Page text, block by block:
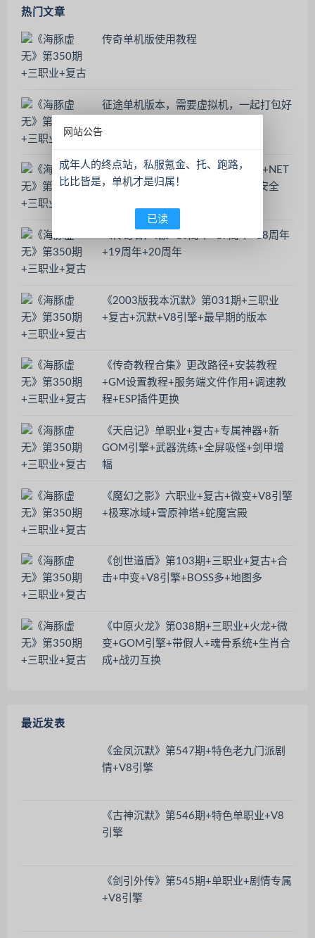
热门文章
传奇单机版使用教程
征途单机版本，需要虚拟机，一起打包好
《新手必看-游戏环境包》DLL修复+NET
运行库+微软运行库+防火墙+系统安全
《传奇客户端》16周年+17周年+18周年
+19周年+20周年
《2003版我本沉默》第031期+三职业
+复古+沉默+V8引擎+最早期的版本
《传奇教程合集》更改路径+安装教程
+GM设置教程+服务端文件作用+调速教
程+ESP插件更换
《天启记》单职业+复古+专属神器+新
GOM引擎+武器洗练+全屏吸怪+剑甲增
幅
《魔幻之影》六职业+复古+微变+V8引擎
+极寒冰域+雪原神塔+蛇魔宫殿
《创世道盾》第103期+三职业+复古+合
击+中变+V8引擎+BOSS多+地图多
《中原火龙》第038期+三职业+火龙+微
变+GOM引擎+带假人+魂骨系统+生肖合
成+战刃互换
最近发表
《金凤沉默》第547期+特色老九门派剧
情+V8引擎
《古神沉默》第546期+特色单职业+V8
引擎
《剑引外传》第545期+单职业+剧情专属
+V8引擎
网站公告
成年人的终点站，私服氪金、托、跑路，
比比皆是，单机才是归属！
已读